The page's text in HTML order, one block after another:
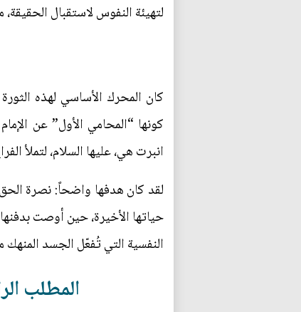
لتهيئة النفوس لاستقبال
كان المحرك الأساسي لهذه
كونها “المحامي الأول” عن
انبرت هي، عليها السلام، لتملأ
لقد كان هدفها واضحاً: نصرة
حياتها الأخيرة، حين أوصت
النفسية التي تُفعّل الجسد
المطلب